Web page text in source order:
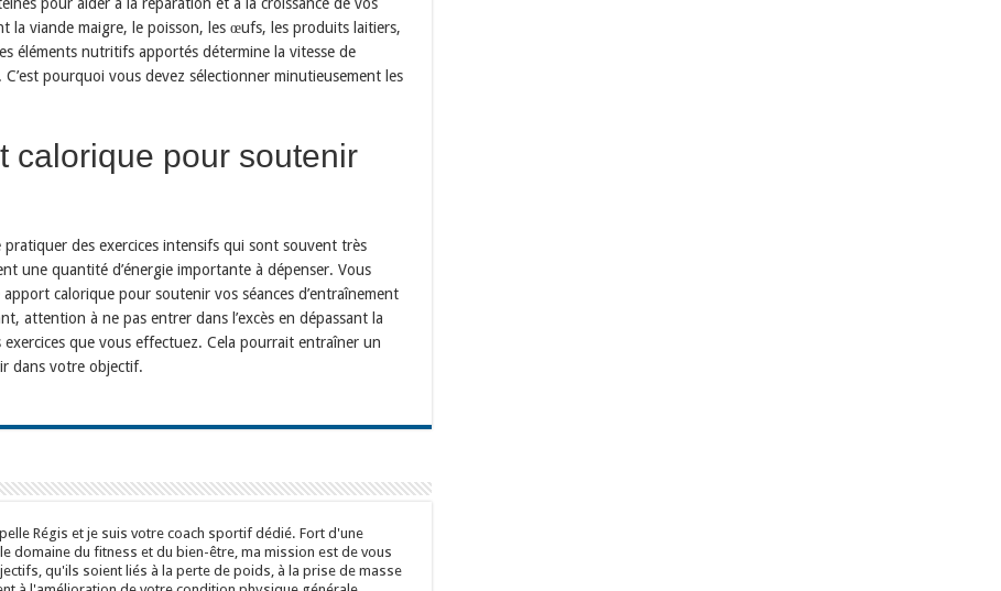
la viande maigre, le poisson, les œufs, les produits laitiers,
éléments nutritifs apportés détermine la vitesse de
pourquoi vous devez sélectionner minutieusement les
calorique pour soutenir
pratiquer des exercices intensifs qui sont souvent très
une quantité d’énergie importante à dépenser. Vous
calorique pour soutenir vos séances d’entraînement
attention à ne pas entrer dans l’excès en dépassant la
que vous effectuez. Cela pourrait entraîner un
dans votre objectif.
Régis et je suis votre coach sportif dédié. Fort d'une
domaine du fitness et du bien-être, ma mission est de vous
qu'ils soient liés à la perte de poids, à la prise de masse